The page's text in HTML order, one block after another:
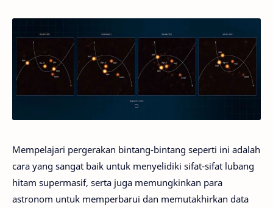
Mempelajari pergerakan bintang-bintang seperti ini adalah
cara yang sangat baik untuk menyelidiki sifat-sifat lubang
hitam supermasif, serta juga memungkinkan para
astronom untuk memperbarui dan memutakhirkan data